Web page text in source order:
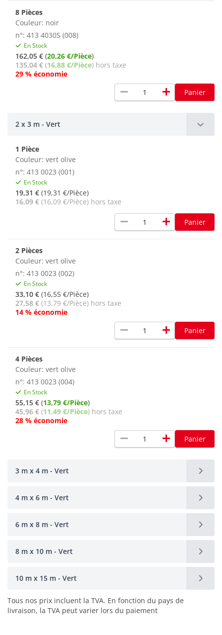
8 Pièces
Couleur: noir
n°: 413 4030S (008)
En Stock
162,05 € (20,26 €/Pièce)
135,04 € (16,88 €/Pièce) hors taxe
29 % économie
remove add Panier
2 x 3 m - Vert
1 Pièce
Couleur: vert olive
n°: 413 0023 (001)
En Stock
19,31 € (19,31 €/Pièce)
16,09 € (16,09 €/Pièce) hors taxe
remove add Panier
2 Pièces
Couleur: vert olive
n°: 413 0023 (002)
En Stock
33,10 € (16,55 €/Pièce)
27,58 € (13,79 €/Pièce) hors taxe
14 % économie
remove add Panier
4 Pièces
Couleur: vert olive
n°: 413 0023 (004)
En Stock
55,15 € (13,79 €/Pièce)
45,96 € (11,49 €/Pièce) hors taxe
28 % économie
remove add Panier
3 m x 4 m - Vert
4 m x 6 m - Vert
6 m x 8 m - Vert
8 m x 10 m - Vert
10 m x 15 m - Vert
Tous nos prix incluent la TVA. En fonction du pays de
livraison, la TVA peut varier lors du paiement